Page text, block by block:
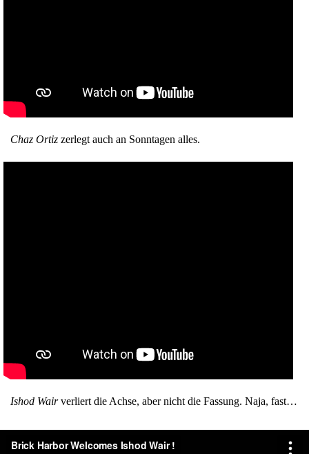
Chaz Ortiz zerlegt auch an Sonntagen alles.
Ishod Wairverliert die Achse, aber nicht die Fassung. Naja, fast…